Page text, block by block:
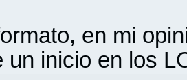
en mi
un inicio en los